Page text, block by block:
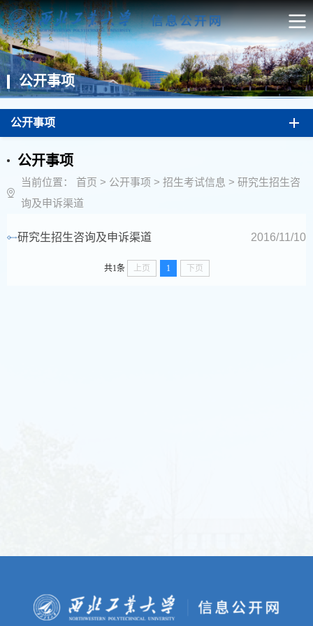
公开事项
公开事项
公开事项
当前位置： 首页 > 公开事项 > 招生考试信息 > 研究生招生咨
询及申诉渠道
研究生招生咨询及申诉渠道 2016/11/10
共1条 上页 1 下页